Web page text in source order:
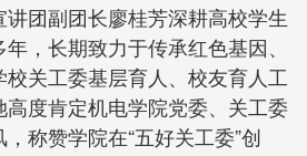
团副团长廖桂芳深耕高校学生
，长期致力于传承红色基因、
关工委基层育人、校友育人工
度肯定机电学院党委、关工委
称赞学院在“五好关工委”创